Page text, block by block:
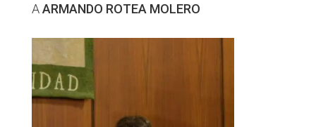
A ARMANDO ROTEA MOLERO